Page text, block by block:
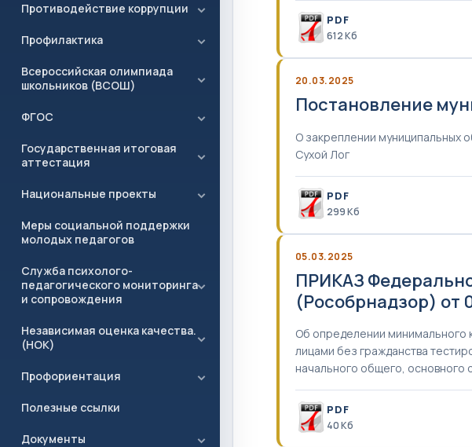
Противодействие коррупции
Профилактика
Всероссийская олимпиада
школьников (ВСОШ)
ФГОС
Государственная итоговая
аттестация
Национальные проекты
Меры социальной поддержки
молодых педагогов
Служба психолого-
педагогического мониторинга
и сопровождения
Независимая оценка качества.
(НОК)
Профориентация
Полезные ссылки
Документы
PDF
612 Кб
20.03.2025
Постановление
О закреплении муниципальных
Сухой Лог
PDF
299 Кб
05.03.2025
ПРИКАЗ
(Рособрнадзор) от
Об определении минимального
лицами без гражданства
начального общего,
PDF
40 Кб